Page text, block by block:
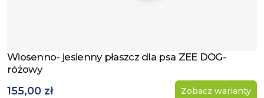
Zobacz produkt
Wiosenno- jesienny płaszcz dla psa ZEE DOG-
różowy
155,00 zł Zobacz warianty